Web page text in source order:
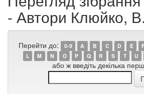
- Автори Клюйко, В.
Перейти до: 0-9 A B C D E F
L
M N O P Q R S T U
або ж введіть декілька